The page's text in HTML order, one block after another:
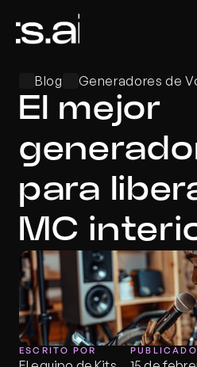
Blog Generadores de
El mejor
para
MC
ESCRITO POR